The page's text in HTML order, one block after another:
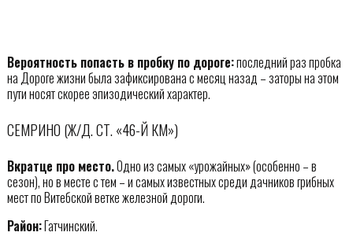
Вероятность попасть в пробку по дороге:последний раз пробка
на Дороге жизни была зафиксирована с месяц назад – заторы на этом
пути носят скорее эпизодический характер.
СЕМРИНО (Ж/Д. СТ. «46-Й КМ»)
Вкратце про место.Одно из самых «урожайных» (особенно – в
сезон), но в месте с тем – и самых известных среди дачников грибных
мест по Витебской ветке железной дороги.
Район:Гатчинский.